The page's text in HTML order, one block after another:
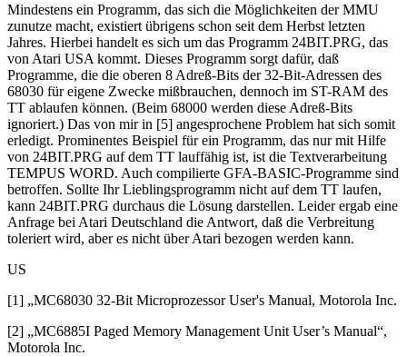
Mindestens ein Programm, das sich die Möglichkeiten der MMU
zunutze macht, existiert übrigens schon seit dem Herbst letzten
Jahres. Hierbei handelt es sich um das Programm 24BIT.PRG, das
von Atari USA kommt. Dieses Programm sorgt dafür, daß
Programme, die die oberen 8 Adreß-Bits der 32-Bit-Adressen des
68030 für eigene Zwecke mißbrauchen, dennoch im ST-RAM des
TT ablaufen können. (Beim 68000 werden diese Adreß-Bits
ignoriert.) Das von mir in [5] angesprochene Problem hat sich somit
erledigt. Prominentes Beispiel für ein Programm, das nur mit Hilfe
von 24BIT.PRG auf dem TT lauffähig ist, ist die Textverarbeitung
TEMPUS WORD. Auch compilierte GFA-BASIC-Programme sind
betroffen. Sollte Ihr Lieblingsprogramm nicht auf dem TT laufen,
kann 24BIT.PRG durchaus die Lösung darstellen. Leider ergab eine
Anfrage bei Atari Deutschland die Antwort, daß die Verbreitung
toleriert wird, aber es nicht über Atari bezogen werden kann.
US
[1] „MC68030 32-Bit Microprozessor User's Manual, Motorola Inc.
[2] „MC6885I Paged Memory Management Unit User’s Manual“,
Motorola Inc.